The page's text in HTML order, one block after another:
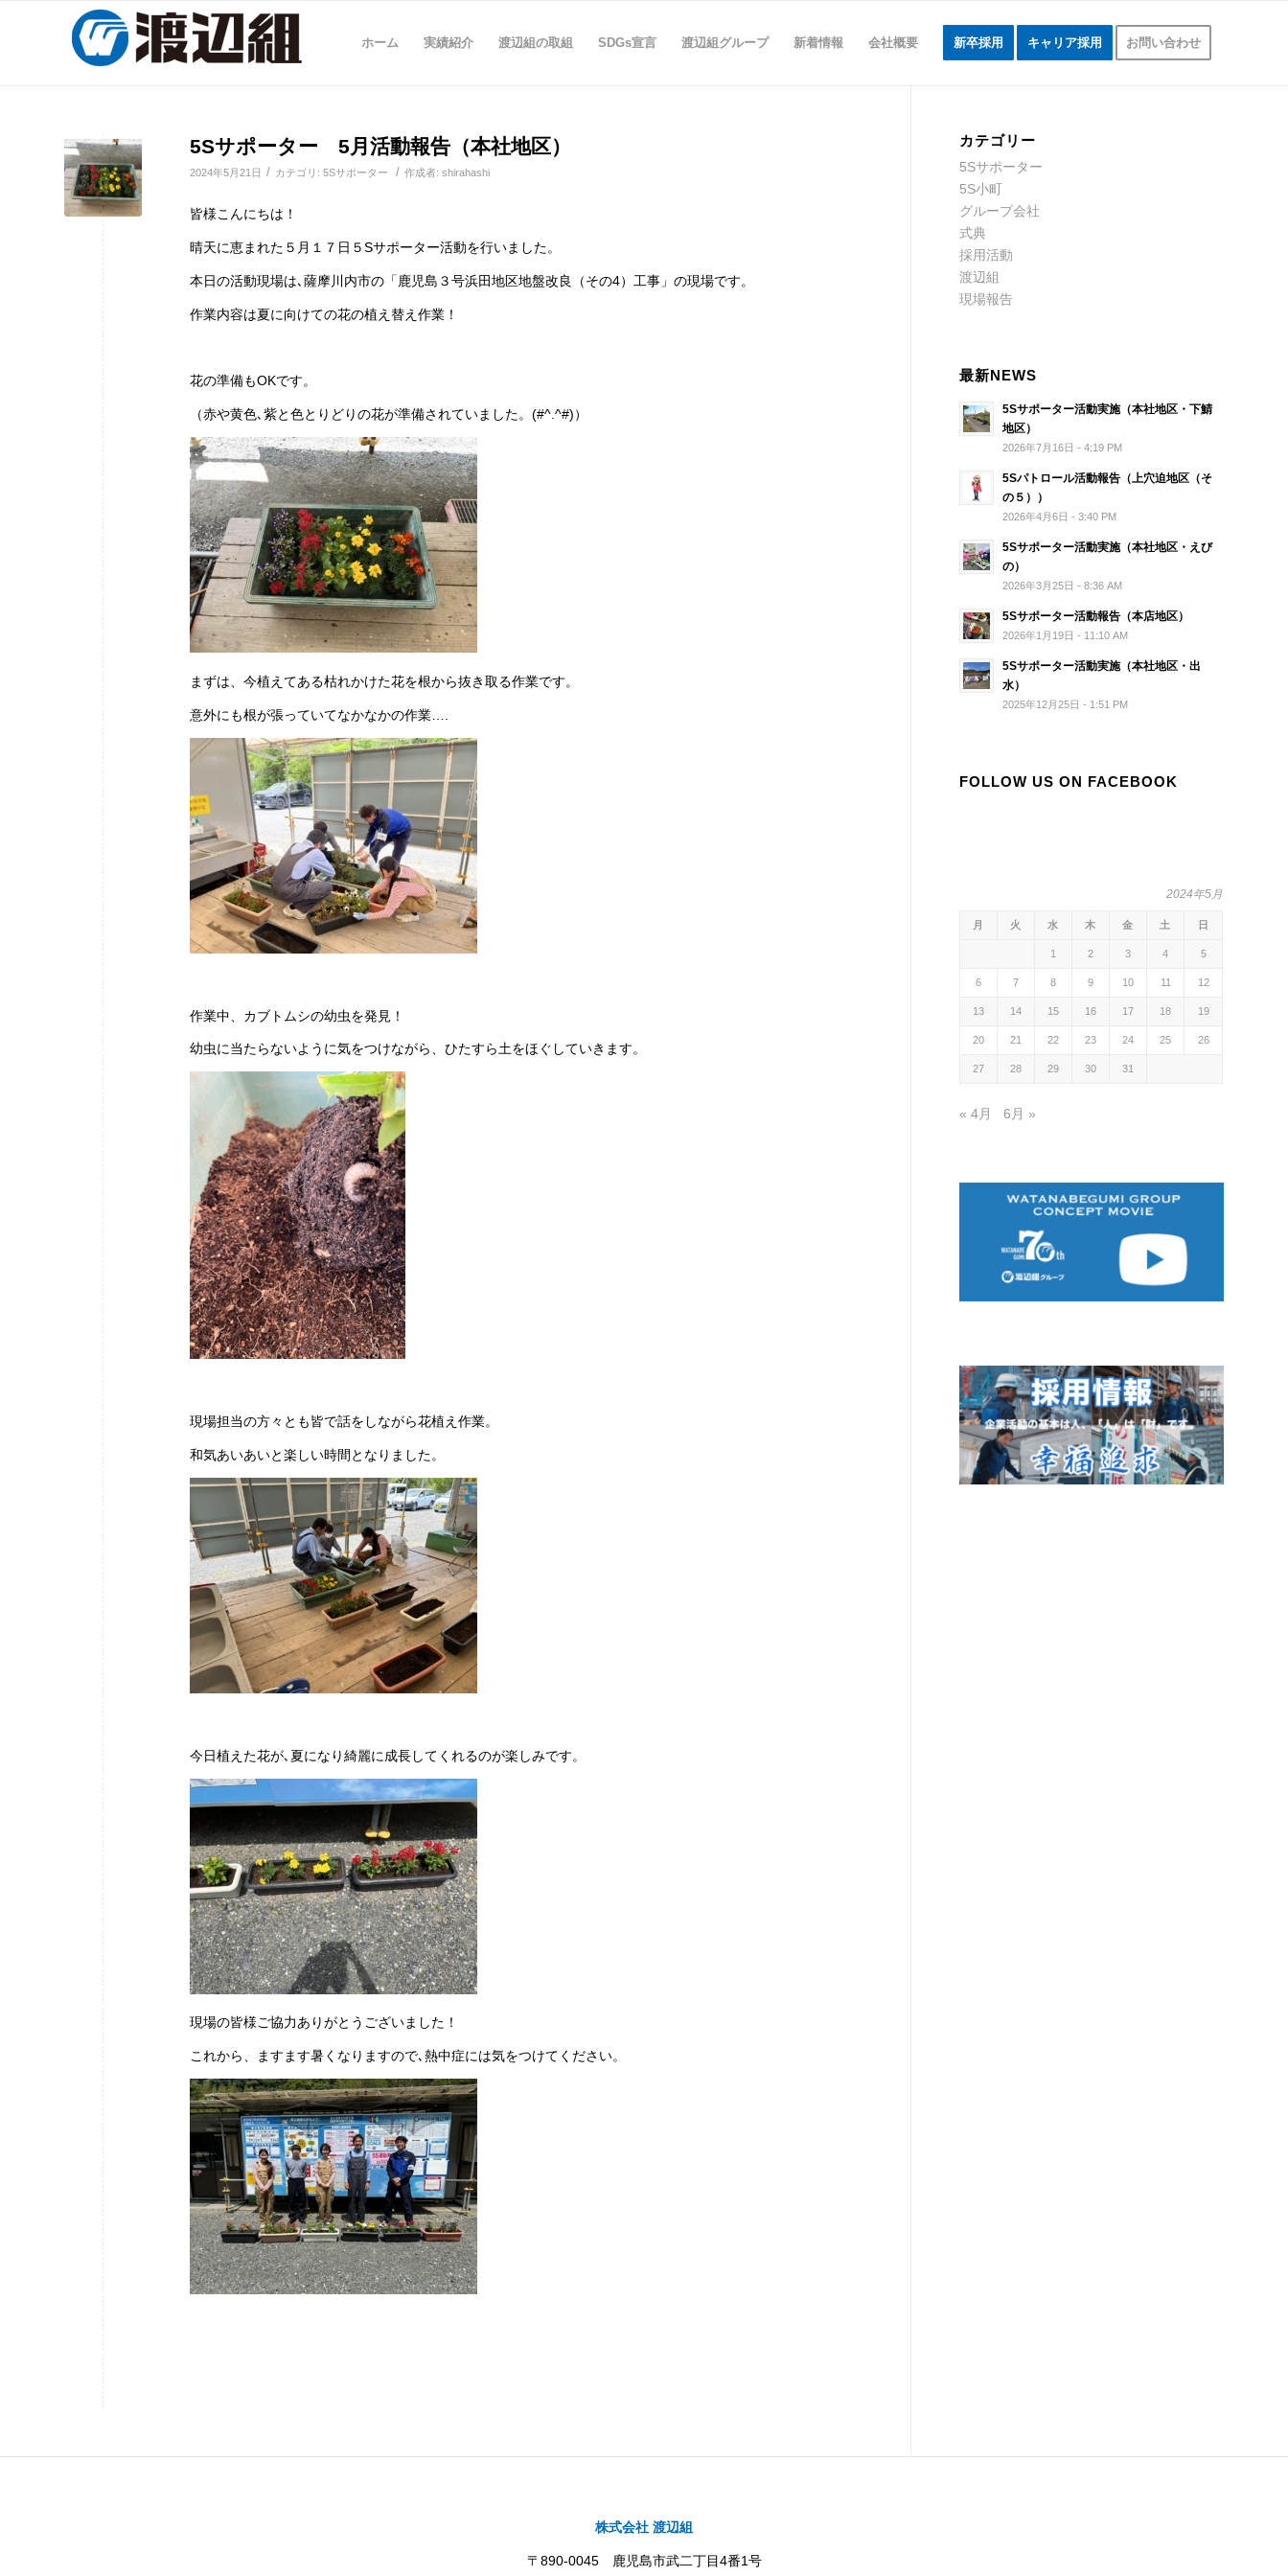
ホーム 実績紹介 渡辺組の取組 SDGs宣言 渡辺組グループ 新着情報 会社概要 新卒採用 キャリア採用 お問い合わせ
5Sサポーター 5月活動報告（本社地区）
2024年5月21日 / カテゴリ: 5Sサポーター / 作成者: shirahashi
皆様こんにちは！
晴天に恵まれた５月１７日５Sサポーター活動を行いました。
本日の活動現場は､薩摩川内市の「鹿児島３号浜田地区地盤改良（その4）工事」の現場です。
作業内容は夏に向けての花の植え替え作業！
花の準備もOKです。
（赤や黄色､紫と色とりどりの花が準備されていました。(#^.^#)）
まずは、今植えてある枯れかけた花を根から抜き取る作業です。
意外にも根が張っていてなかなかの作業….
作業中、カブトムシの幼虫を発見！
幼虫に当たらないように気をつけながら、ひたすら土をほぐしていきます。
現場担当の方々とも皆で話をしながら花植え作業。
和気あいあいと楽しい時間となりました。
今日植えた花が､夏になり綺麗に成長してくれるのが楽しみです。
現場の皆様ご協力ありがとうございました！
これから、ますます暑くなりますので､熱中症には気をつけてください。
カテゴリー
5Sサポーター
5S小町
グループ会社
式典
採用活動
渡辺組
現場報告
最新NEWS
5Sサポーター活動実施（本社地区・下鯖
地区）
2026年7月16日 - 4:19 PM
5Sパトロール活動報告（上穴迫地区（そ
の５））
2026年4月6日 - 3:40 PM
5Sサポーター活動実施（本社地区・えび
の）
2026年3月25日 - 8:36 AM
5Sサポーター活動報告（本店地区）
2026年1月19日 - 11:10 AM
5Sサポーター活動実施（本社地区・出
水）
2025年12月25日 - 1:51 PM
FOLLOW US ON FACEBOOK
2024年5月
月 火 水 木 金 土 日
1 2 3 4 5
6 7 8 9 10 11 12
13 14 15 16 17 18 19
20 21 22 23 24 25 26
27 28 29 30 31
« 4月 6月 »
株式会社 渡辺組
〒890-0045 鹿児島市武二丁目4番1号